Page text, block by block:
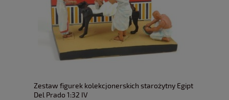
Zestaw figurek kolekcjonerskich starożytny Egipt
Del Prado 1:32 IV